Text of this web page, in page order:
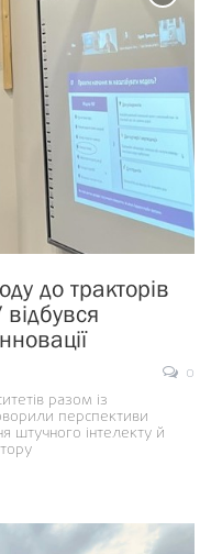
до тракторів
0
разом із
перспективи
штучного інтелекту й